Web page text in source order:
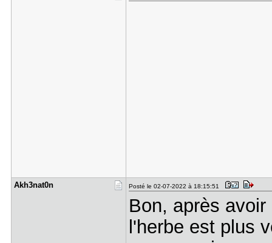
Akh3nat0n Posté le 02-07-2022 à 18:15:51
Bon, après
l'herbe est plus